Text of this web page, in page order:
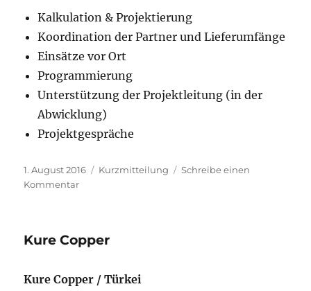
Kalkulation & Projektierung
Koordination der Partner und Lieferumfänge
Einsätze vor Ort
Programmierung
Unterstützung der Projektleitung (in der
Abwicklung)
Projektgespräche
Veröffentlicht
am
1. August 2016 Format
Kurzmitteilung
Schreibe einen
Kommentarzu
Gotthard
Kure Copper
Kure Copper / Türkei